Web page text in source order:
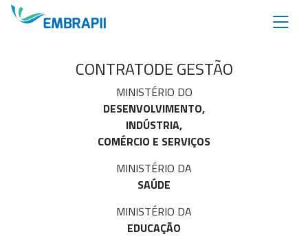
CONTRATODE GESTÃO
MINISTÉRIO DO
DESENVOLVIMENTO,
INDÚSTRIA,
COMÉRCIO E SERVIÇOS
MINISTÉRIO DA
SAÚDE
MINISTÉRIO DA
EDUCAÇÃO